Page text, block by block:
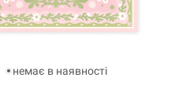
немає в наявності